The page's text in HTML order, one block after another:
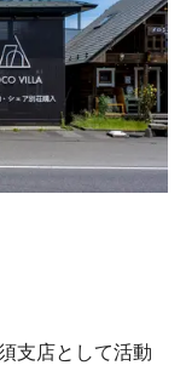
支店として活動